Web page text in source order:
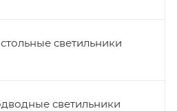
светильники
светильники